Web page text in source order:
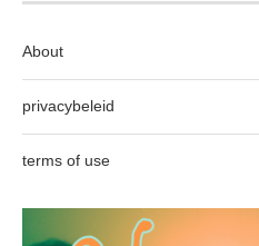
About
privacybeleid
terms of use